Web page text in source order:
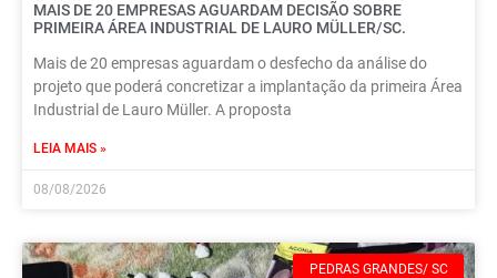
MAIS DE 20 EMPRESAS AGUARDAM DECISÃO SOBRE
PRIMEIRA ÁREA INDUSTRIAL DE LAURO MÜLLER/SC.
Mais de 20 empresas aguardam o desfecho da análise do
projeto que poderá concretizar a implantação da primeira Área
Industrial de Lauro Müller. A proposta
LEIA MAIS »
08/08/2026
PEDRAS GRANDES/ SC